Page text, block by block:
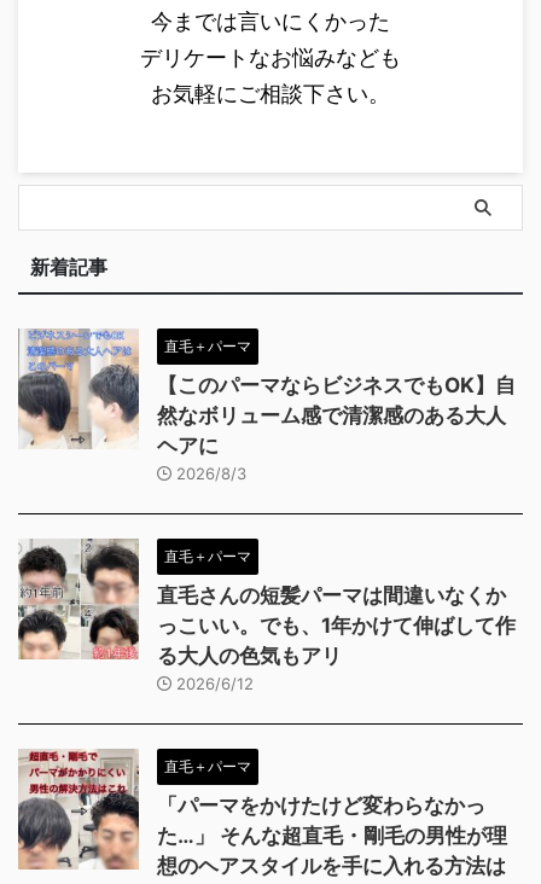
今までは言いにくかった
デリケートなお悩みなども
お気軽にご相談下さい。
新着記事
直毛＋パーマ
【このパーマならビジネスでもOK】自
然なボリューム感で清潔感のある大人
ヘアに
2026/8/3
直毛＋パーマ
直毛さんの短髪パーマは間違いなくか
っこいい。でも、1年かけて伸ばして作
る大人の色気もアリ
2026/6/12
直毛＋パーマ
「パーマをかけたけど変わらなかっ
た…」 そんな超直毛・剛毛の男性が理
想のヘアスタイルを手に入れる方法は